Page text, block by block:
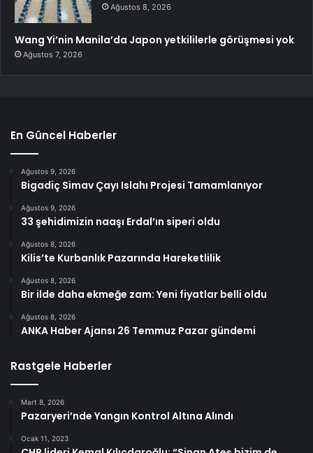
Ağustos 8, 2026
Wang Yi’nin Manila’da Japon yetkililerle görüşmesi yok
Ağustos 7, 2026
En Güncel Haberler
Ağustos 9, 2026
Bigadiç Simav Çayı Islahı Projesi Tamamlanıyor
Ağustos 9, 2026
33 şehidimizin naaşı Erdal’ın siperi oldu
Ağustos 8, 2026
Kilis’te Kurbanlık Pazarında Hareketlilik
Ağustos 8, 2026
Bir ilde daha ekmeğe zam: Yeni fiyatlar belli oldu
Ağustos 8, 2026
ANKA Haber Ajansı 26 Temmuz Pazar gündemi
Rastgele Haberler
Mart 8, 2026
Pazaryeri’nde Yangın Kontrol Altına Alındı
Ocak 11, 2023